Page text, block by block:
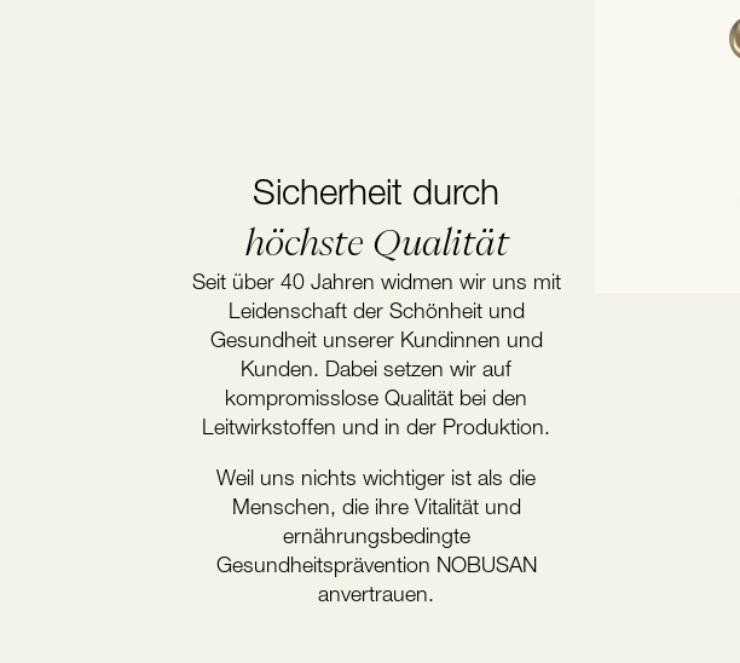
Sicherheit durch
höchste Qualität
Seit über 40 Jahren widmen wir uns mit
Leidenschaft der Schönheit und
Gesundheit unserer Kundinnen und
Kunden. Dabei setzen wir auf
kompromisslose Qualität bei den
Leitwirkstoffen und in der Produktion.
Weil uns nichts wichtiger ist als die
Menschen, die ihre Vitalität und
ernährungsbedingte
Gesundheitsprävention NOBUSAN
anvertrauen.